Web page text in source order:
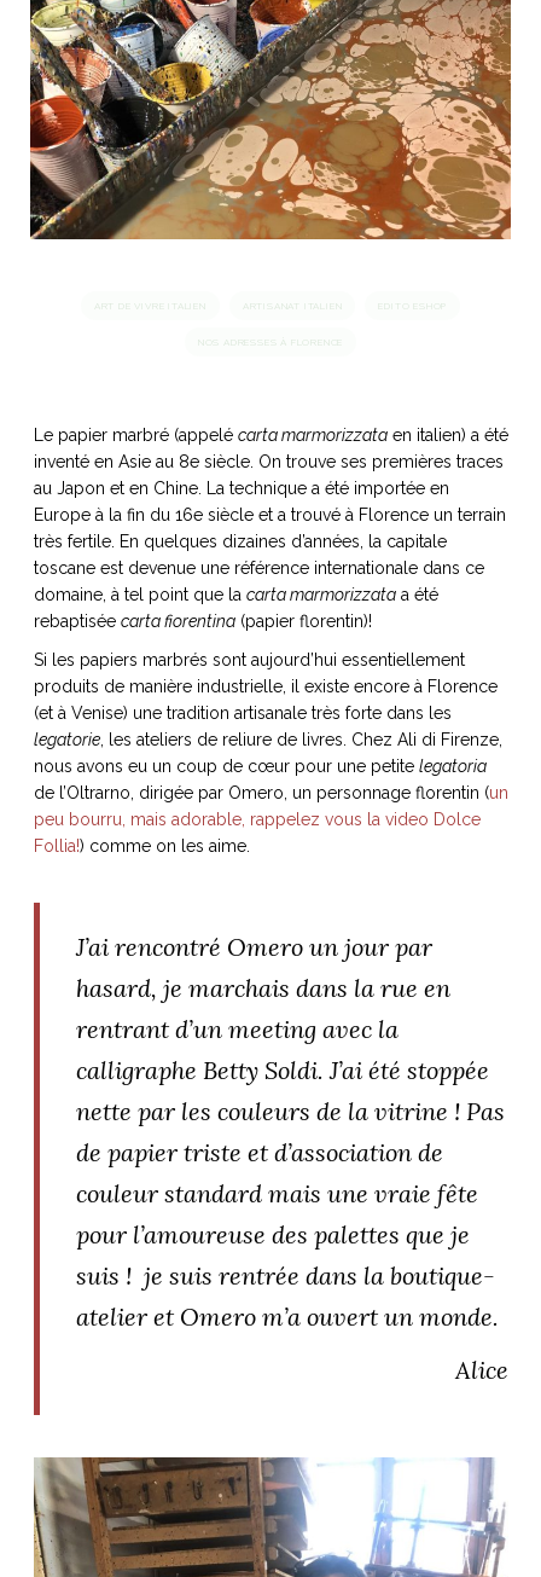
ITALIEN
SUBLIME ! LE DÉCOR ITALIEN
LIRE
Lucia
Les cuirs de
NOS ARTICLES ART ET DESIGN
Burano, la palette
de tous les
superlatifs
Virtuosa Venezia
ART ET DESIGN
ET FUGUEUSES
AND I
journal
WEBSERIE
Dolce Follia
ART DE VIVRE ITALIEN ARTISANAT ITALIEN EDITO ESHOP
NOS ADRESSES À FLORENCE
Le papier marbré (appelé carta marmorizzataen italien) a été
inventé en Asie au 8e siècle. On trouve ses premières traces
au Japon et en Chine. La technique a été importée en
Europe à la fin du 16e siècle et a trouvé à Florence un terrain
très fertile. En quelques dizaines d’années, la capitale
toscane est devenue une référence internationale dans ce
domaine, à tel point que la carta marmorizzataa été
rebaptisée carta fiorentina(papier florentin)!
Si les papiers marbrés sont aujourd’hui essentiellement
produits de manière industrielle, il existe encore à Florence
(et à Venise) une tradition artisanale très forte dans les
legatorie, les ateliers de reliure de livres. Chez Ali di Firenze,
nous avons eu un coup de cœur pour une petite legatoria
de l’Oltrarno, dirigée par Omero, un personnage florentin (un
peu bourru, mais adorable, rappelez vous la video Dolce
Follia!) comme on les aime.
J’ai rencontré Omero un jour par
hasard, je marchais dans la rue en
rentrant d’un meeting avec la
calligraphe Betty Soldi. J’ai été stoppée
nette par les couleurs de la vitrine ! Pas
de papier triste et d’association de
couleur standard mais une vraie fête
pour l’amoureuse des palettes que je
suis ! je suis rentrée dans la boutique-
atelier et Omero m’a ouvert un monde.
Alice